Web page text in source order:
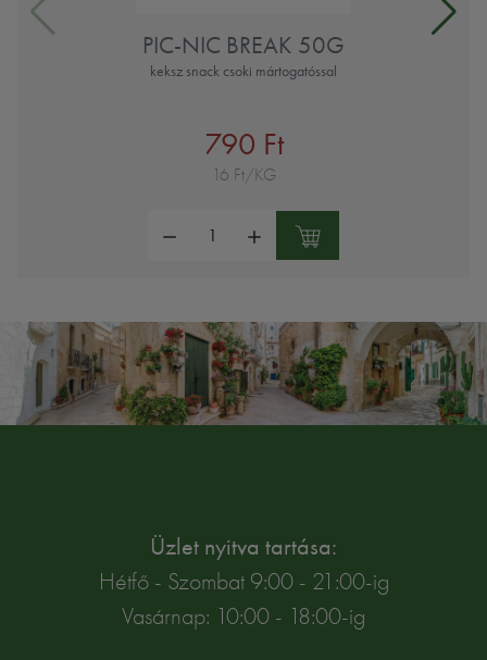
PIC-NIC BREAK 50G
keksz snack csoki mártogatóssal
790 Ft
16 Ft/KG
Üzlet nyitva tartása:
Hétfő - Szombat 9:00 - 21:00-ig
Vasárnap: 10:00 - 18:00-ig